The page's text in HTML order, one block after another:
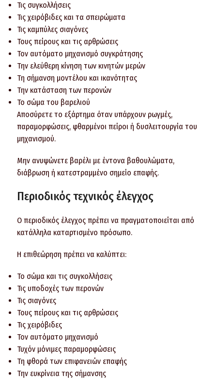
Τις συγκολλήσεις
Τις χειρόβιδες και τα σπειρώματα
Τις καμπύλες σιαγόνες
Τους πείρους και τις αρθρώσεις
Τον αυτόματο μηχανισμό συγκράτησης
Την ελεύθερη κίνηση των κινητών μερών
Τη σήμανση μοντέλου και ικανότητας
Την κατάσταση των περονών
Το σώμα του βαρελιού
Αποσύρετε το εξάρτημα όταν υπάρχουν ρωγμές,
παραμορφώσεις, φθαρμένοι πείροι ή δυσλειτουργία του
μηχανισμού.
Μην ανυψώνετε βαρέλι με έντονα βαθουλώματα,
διάβρωση ή κατεστραμμένο σημείο επαφής.
Περιοδικός τεχνικός έλεγχος
Ο περιοδικός έλεγχος πρέπει να πραγματοποιείται από
κατάλληλα καταρτισμένο πρόσωπο.
Η επιθεώρηση πρέπει να καλύπτει:
Το σώμα και τις συγκολλήσεις
Τις υποδοχές των περονών
Τις σιαγόνες
Τους πείρους και τις αρθρώσεις
Τις χειρόβιδες
Τον αυτόματο μηχανισμό
Τυχόν μόνιμες παραμορφώσεις
Τη φθορά των επιφανειών επαφής
Την ευκρίνεια της σήμανσης